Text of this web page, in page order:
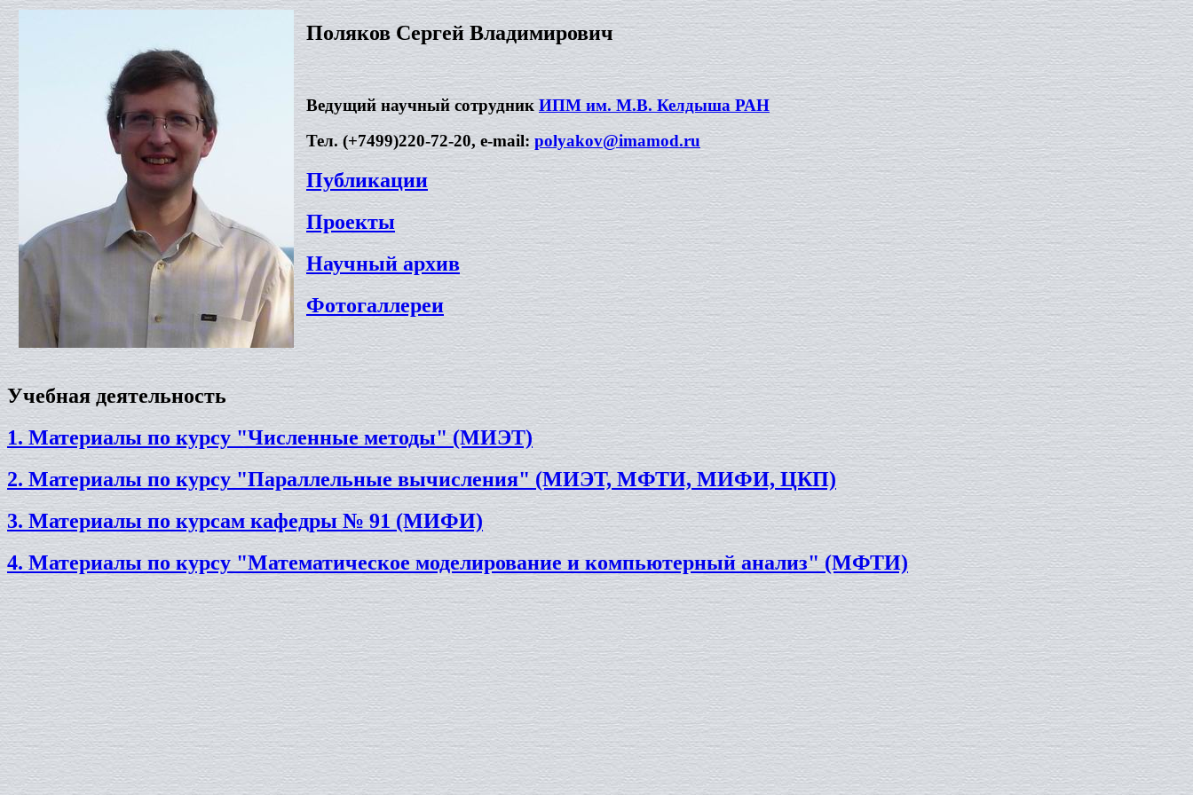
Поляков Сергей Владимирович
Ведущий научный сотрудникИПМ им. М.В. Келдыша РАН
Тел. (+7499)220-72-20, e-mail: polyakov@imamod.ru
Публикации
Проекты
Научный архив
Фотогаллереи
Учебная деятельность
1. Материалы по курсу "Численные методы" (МИЭТ)
2. Материалы по курсу "Параллельные вычисления" (МИЭТ, МФТИ, МИФИ, ЦКП)
3. Материалы по курсам кафедры № 91 (МИФИ)
4. Материалы по курсу "Математическое моделирование и компьютерный анализ" (МФТИ)